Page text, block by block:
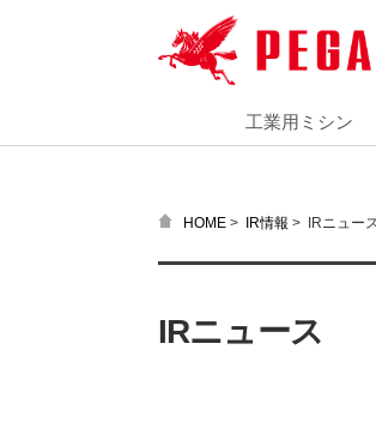
工業用ミシン
HOME > IR情報 > IRニュー
IRニュース